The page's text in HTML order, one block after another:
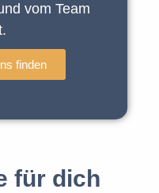
vom Team
finden
für dich